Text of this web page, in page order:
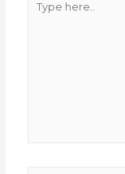
here..